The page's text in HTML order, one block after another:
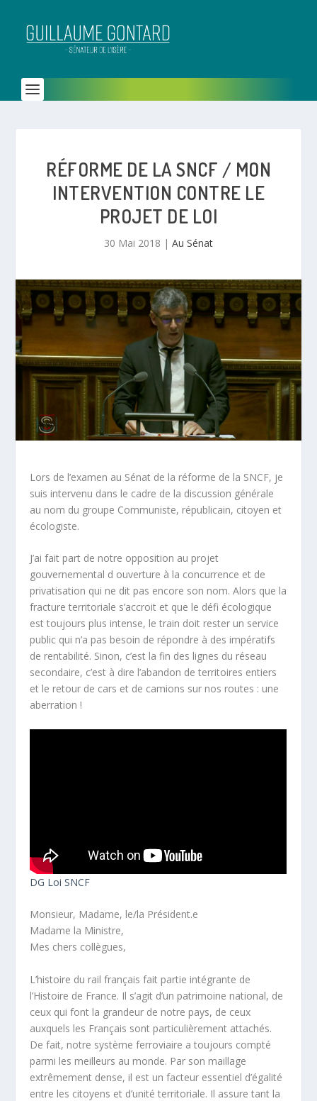
RÉFORME DE LA SNCF / MON
INTERVENTION CONTRE LE
PROJET DE LOI
30 Mai 2018 | Au Sénat
Lors de l’examen au Sénat de la réforme de la SNCF, je
suis intervenu dans le cadre de la discussion générale
au nom du groupe Communiste, républicain, citoyen et
écologiste.
J’ai fait part de notre opposition au projet
gouvernemental d ouverture à la concurrence et de
privatisation qui ne dit pas encore son nom. Alors que la
fracture territoriale s’accroit et que le défi écologique
est toujours plus intense, le train doit rester un service
public qui n’a pas besoin de répondre à des impératifs
de rentabilité. Sinon, c’est la fin des lignes du réseau
secondaire, c’est à dire l’abandon de territoires entiers
et le retour de cars et de camions sur nos routes : une
aberration !
DG Loi SNCF
Monsieur, Madame, le/la Président.e
Madame la Ministre,
Mes chers collègues,
L’histoire du rail français fait partie intégrante de
l’Histoire de France. Il s’agit d’un patrimoine national, de
ceux qui font la grandeur de notre pays, de ceux
auxquels les Français sont particulièrement attachés.
De fait, notre système ferroviaire a toujours compté
parmi les meilleurs au monde. Par son maillage
extrêmement dense, il est un facteur essentiel d’égalité
entre les citoyens et d’unité territoriale. Il assure tant la